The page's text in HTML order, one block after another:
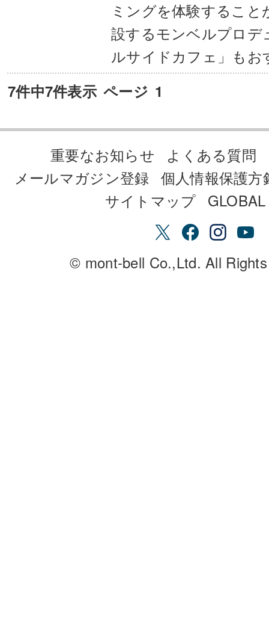
ミングを体験すること
設するモンベルプロデ
ルサイドカフェ」もお
7件中7件表示 ページ 1
重要なお知らせ よくある質問
メールマガジン登録 個人情報保護方
サイトマップ
© mont-bell Co.,Ltd. All